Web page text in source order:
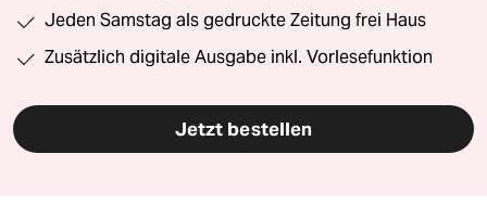
Jeden Samstag als gedruckte Zeitung frei Haus
Zusätzlich digitale Ausgabe inkl. Vorlesefunktion
Jetzt bestellen